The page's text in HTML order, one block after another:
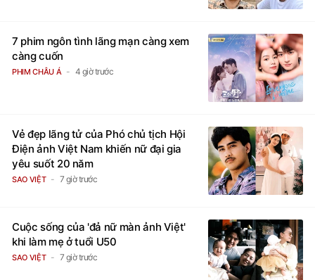
7 phim ngôn tình lãng mạn càng xem
càng cuốn
PHIM CHÂU Á 4 giờ trước
Vẻ đẹp lãng tử của Phó chủ tịch Hội
Điện ảnh Việt Nam khiến nữ đại gia
yêu suốt 20 năm
SAO VIỆT 7 giờ trước
Cuộc sống của 'đả nữ màn ảnh Việt'
khi làm mẹ ở tuổi U50
SAO VIỆT 7 giờ trước